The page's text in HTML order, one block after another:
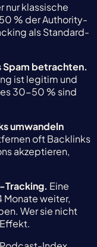
nur klassische
% der Authority-
als Standard-
betrachten.
ist legitim und
30-50 % sind
umwandeln
oft Backlinks
akzeptieren,
Tracking. Eine
weiter,
Wer sie nicht